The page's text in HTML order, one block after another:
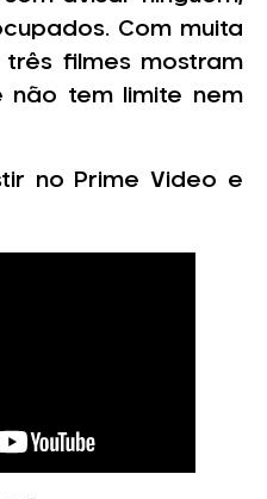
Com muita
filmes mostram
tem limite nem
no Prime Video e